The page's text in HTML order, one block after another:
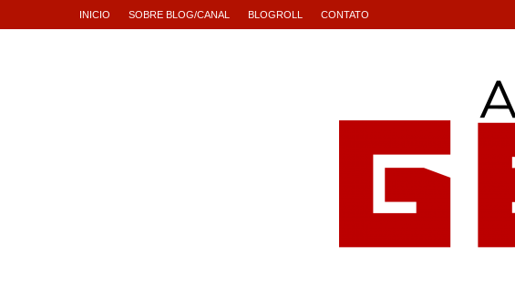
INICIO SOBRE BLOG/CANAL BLOGROLL CONTATO